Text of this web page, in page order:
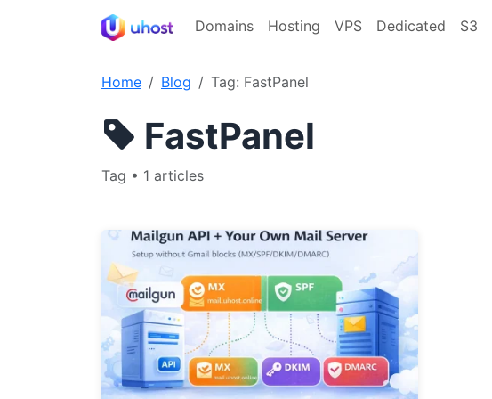
Domains Hosting VPS Dedicated S3
Home Blog Tag: FastPanel
FastPanel
Tag • 1 articles